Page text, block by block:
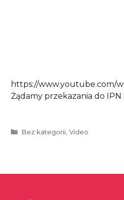
https://www.youtube.com/
Żądamy przekazania do
Kategorie
Bez kategorii ,Video